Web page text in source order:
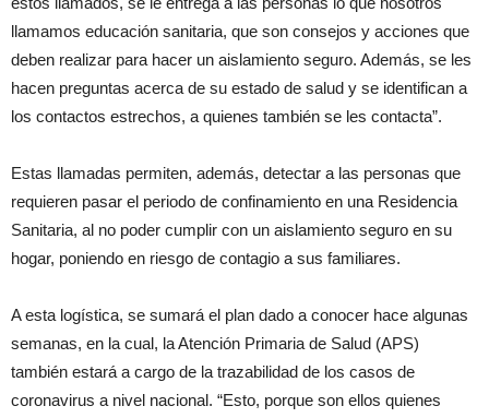
llamamos educación sanitaria, que son consejos y acciones que
deben realizar para hacer un aislamiento seguro. Además, se les
hacen preguntas acerca de su estado de salud y se identifican a
los contactos estrechos, a quienes también se les contacta”.
Estas llamadas permiten, además, detectar a las personas que
requieren pasar el periodo de confinamiento en una Residencia
Sanitaria, al no poder cumplir con un aislamiento seguro en su
hogar, poniendo en riesgo de contagio a sus familiares.
A esta logística, se sumará el plan dado a conocer hace algunas
semanas, en la cual, la Atención Primaria de Salud (APS)
también estará a cargo de la trazabilidad de los casos de
coronavirus a nivel nacional. “Esto, porque son ellos quienes